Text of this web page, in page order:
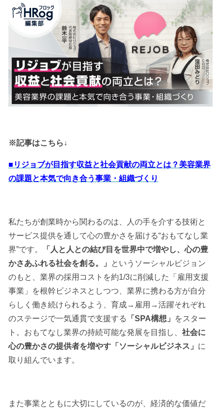
※記事はこちら↓
■リジョブが目指す収益と社会貢献の両立とは？美容業界
の課題と本気で向き合う事業・組織づくり
私たちが創業時から関わるのは、人の手を介する技術と
サービス提供を通して心の豊かさを届ける“おもてなし業
界”です。
「人と人との結び目を世界中で増やし、心の豊
かさあふれる社会を創る。」
というソーシャルビジョン
のもと、業界の採用コストを約1/3に削減した「雇用支援
事業」を根幹ビジネスとしつつ、業界に携わる方が自分
らしく働き続けられるよう、育成→雇用→活躍それぞれ
のステージで一気通貫で支援する
「SPA構想」
をスター
ト。おもてなし業界の持続可能な発展を目指し、 社会に
心の豊かさの提供者を増やす「ソーシャルビジネス」 に
取り組んでいます。
また事業とともに大切にしているのが、経済的な価値だ